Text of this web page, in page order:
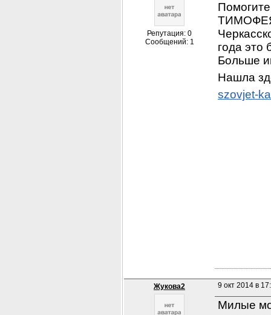
Репутация: 0
Сообщений: 1
ТИМОФЕЯ
года это
Больше
Нашла
szovjet-
Жукова2 9 окт 2014 в
Милые